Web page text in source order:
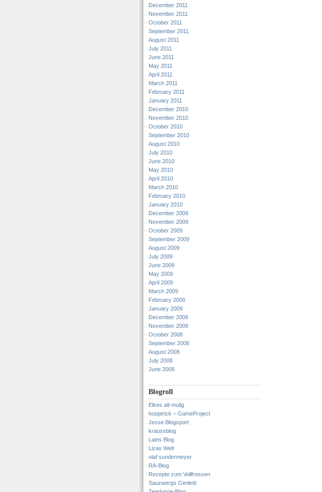
December 2011
November 2011
October 2011
September 2011
August 2011
July 2011
June 2011
May 2011
April 2011
March 2011
February 2011
January 2011
December 2010
November 2010
October 2010
September 2010
August 2010
July 2010
June 2010
May 2010
April 2010
March 2010
February 2010
January 2010
December 2009
November 2009
October 2009
September 2009
August 2009
July 2009
June 2009
May 2009
April 2009
March 2009
February 2009
January 2009
December 2008
November 2008
October 2008
September 2008
August 2008
July 2008
June 2008
Blogroll
Elkes alt-mulig
hooptrick – GameProject
Jesse Blogsport
kraussblog
Lains Blog
Lizas Welt
olaf sundermeyer
RA-Blog
Rezepte zum Vollfressen
Sauzwergs Gimletti